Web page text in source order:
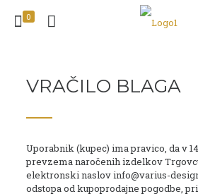
0
VRAČILO BLAGA
Uporabnik (kupec) ima pravico, da v
prevzema naročenih izdelkov
elektronski naslov info@varius-
odstopa od kupoprodajne pogodbe,